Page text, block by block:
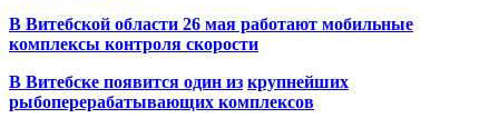
В Витебской области 26 мая работают мобильные
комплексы контроля скорости
В Витебске появится один из крупнейших
рыбоперерабатывающих комплексов